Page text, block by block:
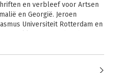
en verbleef voor Artsen
en Georgië. Jeroen
Universiteit Rotterdam en